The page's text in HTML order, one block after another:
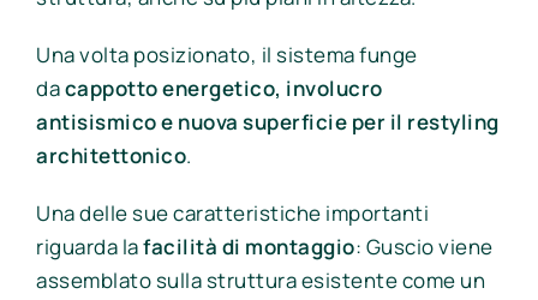
Una volta posizionato, il sistema funge
dacappotto energetico, involucro
antisismico e nuova superficie per il restyling
architettonico.
Una delle sue caratteristiche importanti
riguarda lafacilità di montaggio: Guscio viene
assemblato sulla struttura esistente come un